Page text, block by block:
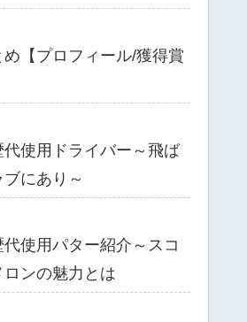
【プロフィール/獲得賞
代使用ドライバー～飛ば
にあり～
代使用パター紹介～スコ
ンの魅力とは